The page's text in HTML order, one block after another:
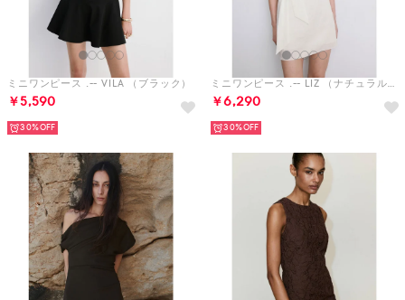
ミニワンピース .-- VILA （ブラック）
￥5,590
30%
ミニワンピース .-- LIZ （ナチュラルホワイト）
￥6,290
30%